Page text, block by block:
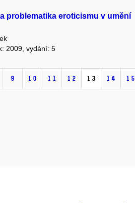
problematika eroticismu v umění
2009, vydání: 5
9 10 11 12 13 14 15